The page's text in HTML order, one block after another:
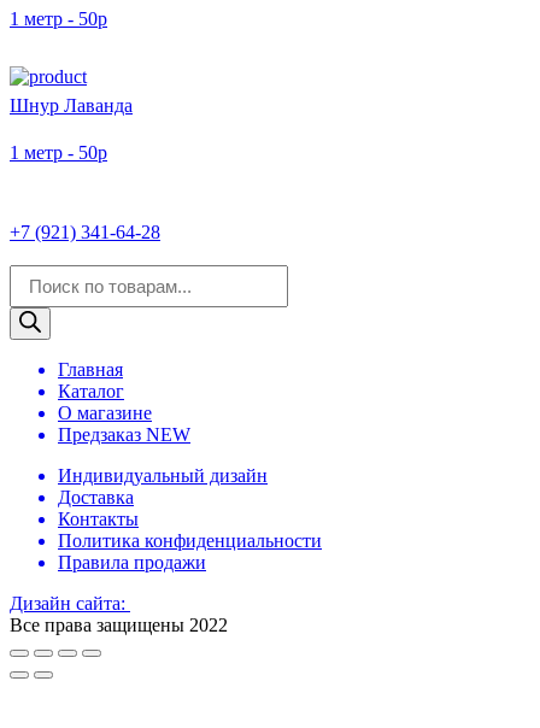
1 метр - 50р
Шнур Лаванда
1 метр - 50р
+7 (921) 341-64-28
товаров
Главная
Каталог
О магазине
Предзаказ NEW
Индивидуальный дизайн
Доставка
Контакты
Политика конфиденциальности
Правила продажи
Дизайн сайта:
Все права защищены 2022